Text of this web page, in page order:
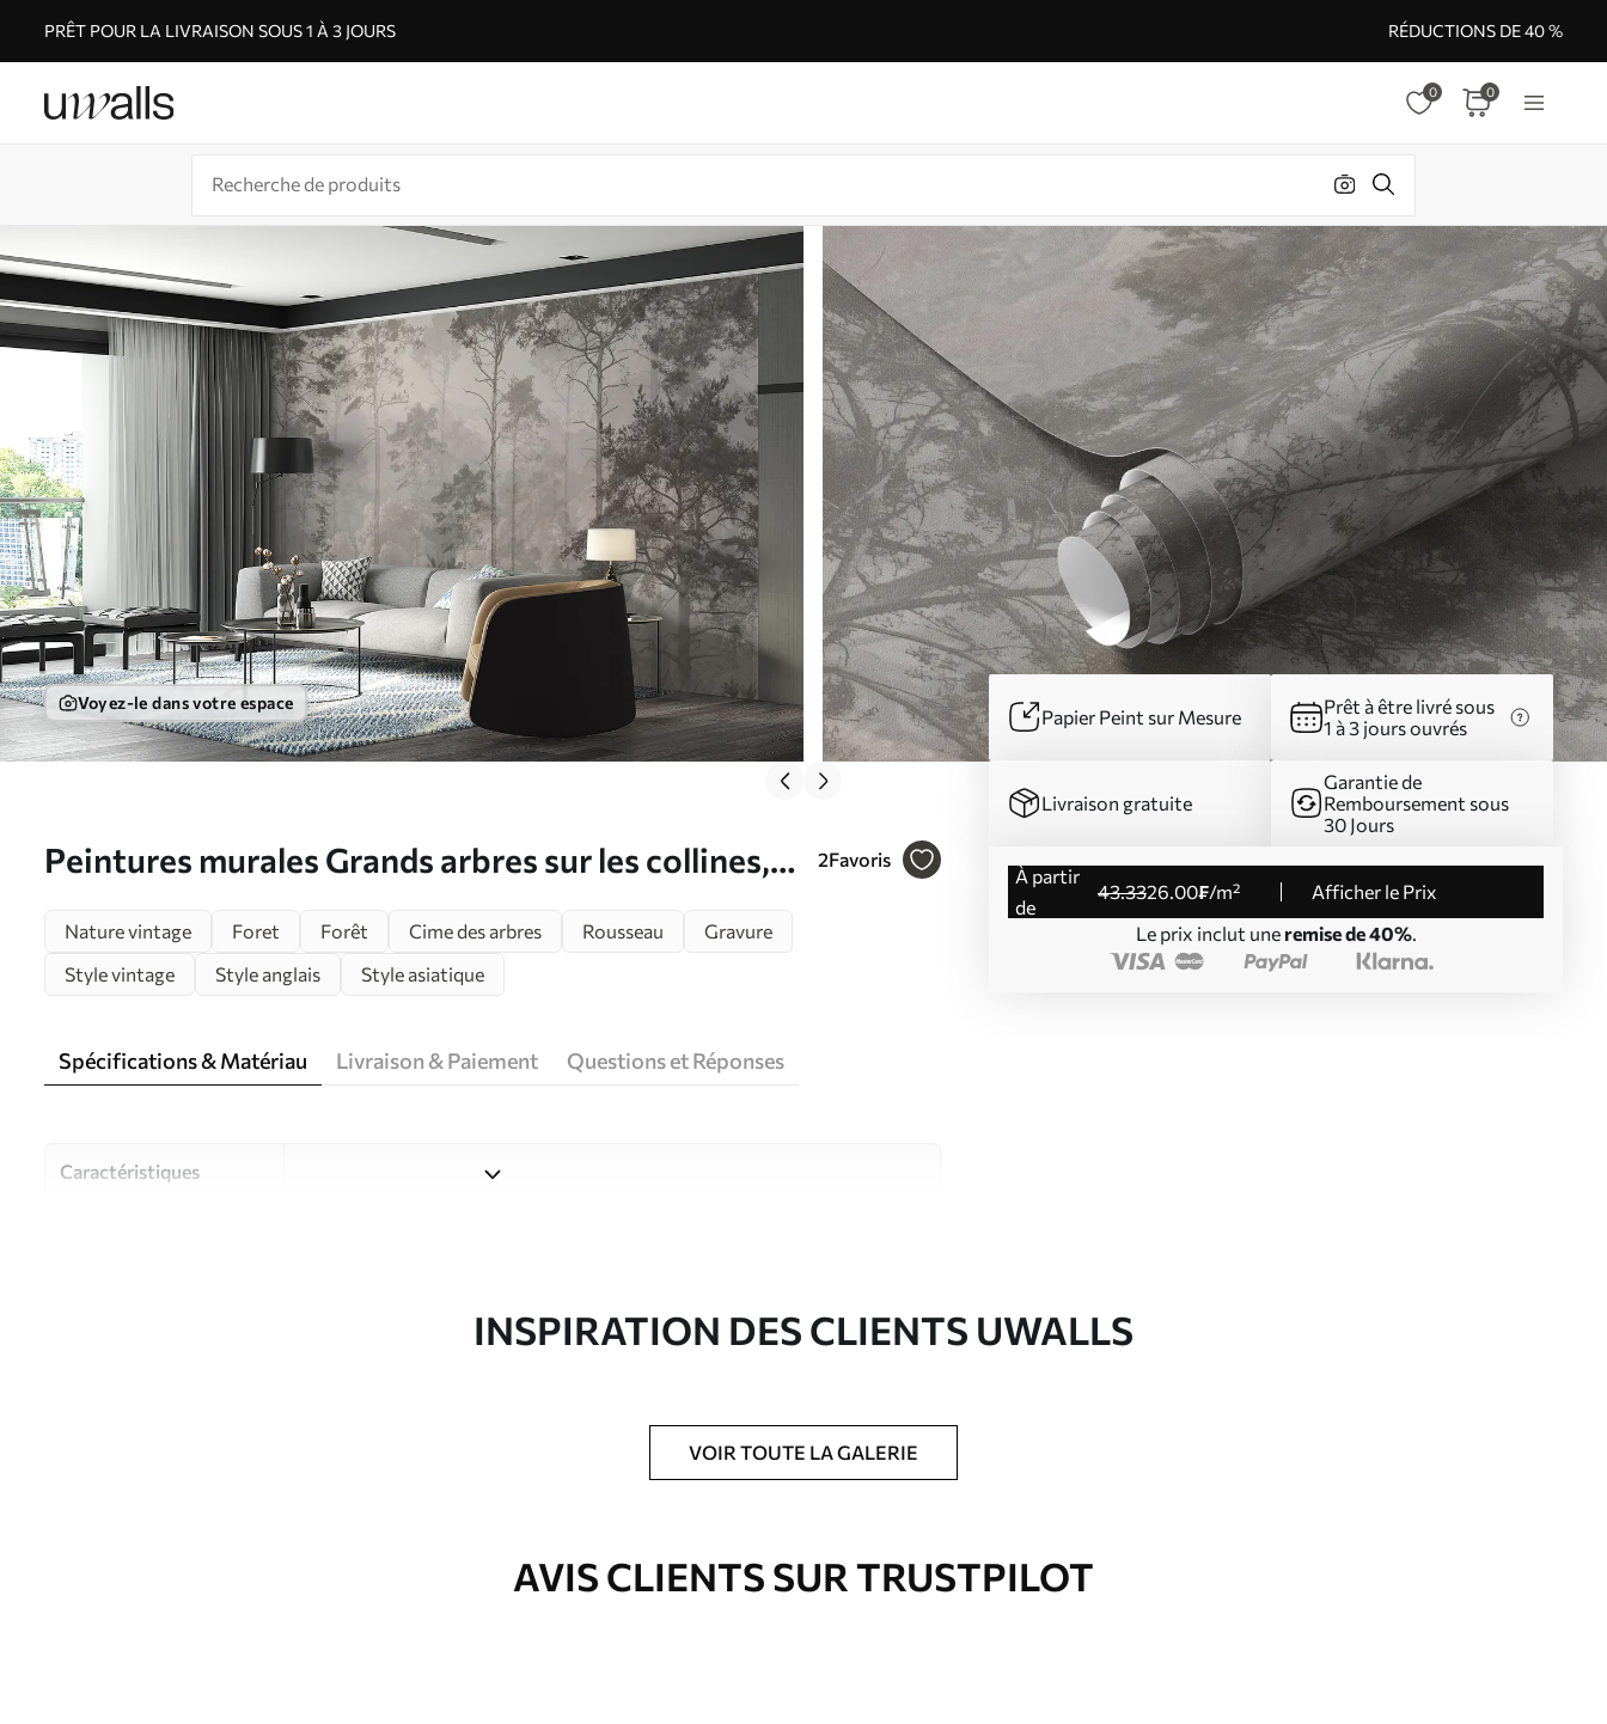
PRÊT POUR LA LIVRAISON SOUS 1 À 3 JOURS RÉDUCTIONS DE 40 %
0 0
Voyez-le dans votre espace
Peintures murales Grands arbres sur les collines,
2Favoris
Papier Peint sur Mesure
Prêt à être livré sous
1 à 3 jours ouvrés
Livraison gratuite
Garantie de
Remboursement sous
30 Jours
à partir
de
43.3326.00₣/m²
Afficher le Prix
Le prix inclut une remise de 40%.
Nature vintage Foret Forêt Cime des arbres Rousseau
Gravure
Style vintage
Style anglais Style asiatique
Spécifications & Matériau Livraison & Paiement Questions et Réponses
Caractéristiques
Studio de design Uwalls
Imprimé sur commande et livré en rouleaux jusqu’à 50 cm de large.
INSPIRATION DES CLIENTS UWALLS
VOIR TOUTE LA GALERIE
AVIS CLIENTS SUR TRUSTPILOT